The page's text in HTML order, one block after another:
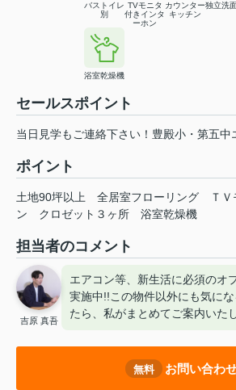
バストイレ
別
TVモニタ
付きインタ
ーホン
カウンター
キッチン
独立洗
浴室乾燥機
セールスポイント
当日見学もご連絡下さい！豊殿小・第五中
ポイント
土地90坪以上 全居室フローリング
Ｔ
ン
クロゼット３ヶ所 浴室乾燥機
担当者のコメント
吉原 真吾
エアコン等、新生活に必須のオ
実施中!!この物件以外にも気に
たら、私がまとめてご案内いた
無料 お問い合わ